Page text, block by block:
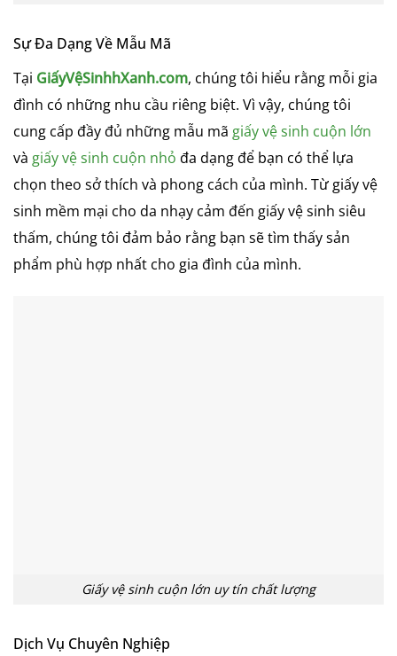
Sự Đa Dạng Về Mẫu Mã
Tại GiấyVệSinhhXanh.com, chúng tôi hiểu rằng mỗi gia
đình có những nhu cầu riêng biệt. Vì vậy, chúng tôi
cung cấp đầy đủ những mẫu mã giấy vệ sinh cuộn lớn
và giấy vệ sinh cuộn nhỏ đa dạng để bạn có thể lựa
chọn theo sở thích và phong cách của mình. Từ giấy vệ
sinh mềm mại cho da nhạy cảm đến giấy vệ sinh siêu
thấm, chúng tôi đảm bảo rằng bạn sẽ tìm thấy sản
phẩm phù hợp nhất cho gia đình của mình.
Giấy vệ sinh cuộn lớn uy tín chất lượng
Dịch Vụ Chuyên Nghiệp